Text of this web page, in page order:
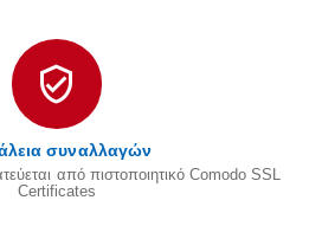
συναλλαγών
από πιστοποιητικό Comodo SSL
Certificates